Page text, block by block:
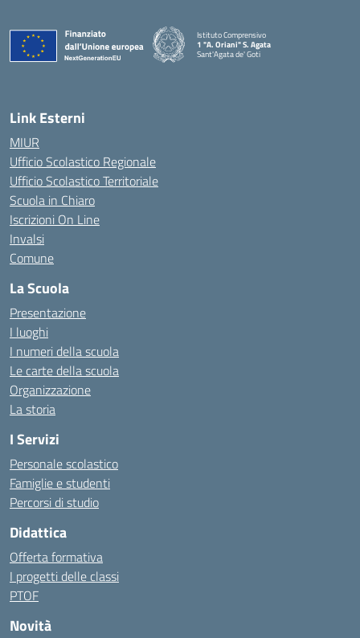
Istituto Comprensivo
1 "A. Oriani" S. Agata
Sant'Agata de' Goti
— Visita la pagina iniziale della scuola
Link Esterni
MIUR
Ufficio Scolastico Regionale
Ufficio Scolastico Territoriale
Scuola in Chiaro
Iscrizioni On Line
Invalsi
Comune
La Scuola
Presentazione
I luoghi
I numeri della scuola
Le carte della scuola
Organizzazione
La storia
I Servizi
Personale scolastico
Famiglie e studenti
Percorsi di studio
Didattica
Offerta formativa
I progetti delle classi
PTOF
Novità